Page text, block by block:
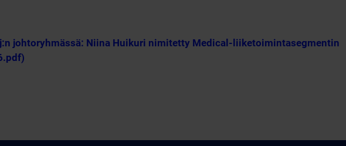
johtoryhmässä: Niina Huikuri nimitetty Medical-liiketoimintasegmentin